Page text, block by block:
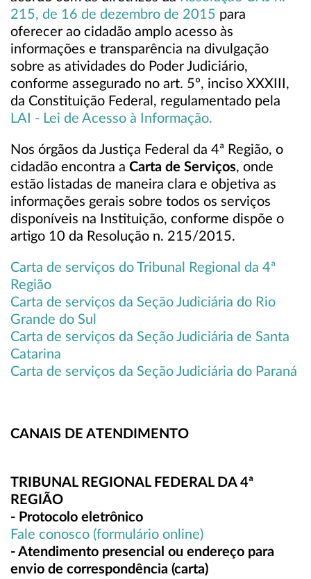
215, de 16 de dezembro de 2015 para
oferecer ao cidadão amplo acesso às
informações e transparência na divulgação
sobre as atividades do Poder Judiciário,
conforme assegurado no art. 5º, inciso XXXIII,
da Constituição Federal, regulamentado pela
LAI - Lei de Acesso à Informação.
Nos órgãos da Justiça Federal da 4ª Região, o
cidadão encontra a Carta de Serviços, onde
estão listadas de maneira clara e objetiva as
informações gerais sobre todos os serviços
disponíveis na Instituição, conforme dispõe o
artigo 10 da Resolução n. 215/2015.
Carta de serviços do Tribunal Regional da 4ª
Região
Carta de serviços da Seção Judiciária do Rio
Grande do Sul
Carta de serviços da Seção Judiciária de Santa
Catarina
Carta de serviços da Seção Judiciária do Paraná
CANAIS DE ATENDIMENTO
TRIBUNAL REGIONAL FEDERAL DA 4ª
REGIÃO
- Protocolo eletrônico
Fale conosco (formulário online)
- Atendimento presencial ou endereço para
envio de correspondência (carta)